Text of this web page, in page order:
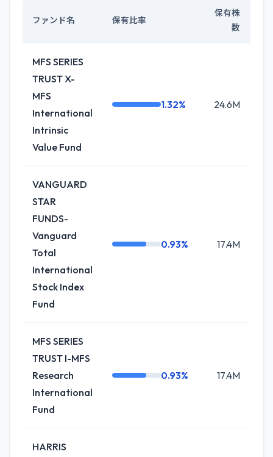
ファンド名 保有比率
保有株
数
MFS SERIES
TRUST X-
MFS
International
Intrinsic
Value Fund
1.32% 24.6M
VANGUARD
STAR
FUNDS-
Vanguard
Total
International
Stock Index
Fund
0.93% 17.4M
MFS SERIES
TRUST I-MFS
Research
International
Fund
0.93% 17.4M
HARRIS